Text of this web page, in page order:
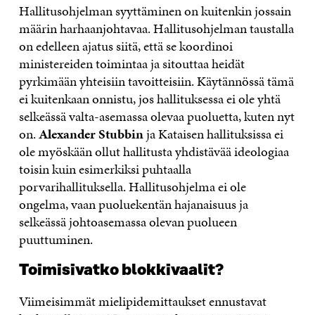
Hallitusohjelman syyttäminen on kuitenkin jossain
määrin harhaanjohtavaa. Hallitusohjelman taustalla
on edelleen ajatus siitä, että se koordinoi
ministereiden toimintaa ja sitouttaa heidät
pyrkimään yhteisiin tavoitteisiin. Käytännössä tämä
ei kuitenkaan onnistu, jos hallituksessa ei ole yhtä
selkeässä valta-asemassa olevaa puoluetta, kuten nyt
on.Alexander Stubbinja Kataisen hallituksissa ei
ole myöskään ollut hallitusta yhdistävää ideologiaa
toisin kuin esimerkiksi puhtaalla
porvarihallituksella. Hallitusohjelma ei ole
ongelma, vaan puoluekentän hajanaisuus ja
selkeässä johtoasemassa olevan puolueen
puuttuminen.
Toimisivatko blokkivaalit?
Viimeisimmät mielipidemittaukset ennustavat